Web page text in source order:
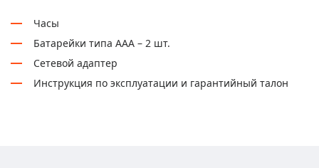
Часы
Батарейки типа ААА – 2 шт.
Сетевой адаптер
Инструкция по эксплуатации и гарантийный талон